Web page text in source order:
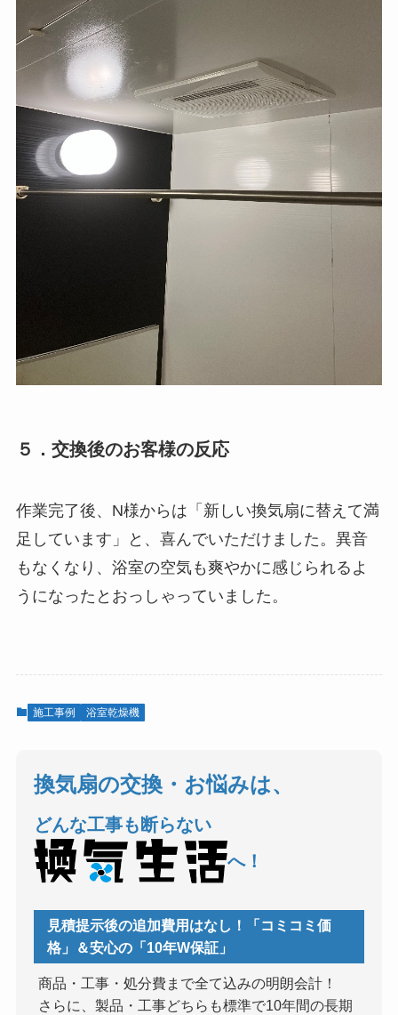
５．交換後のお客様の反応
作業完了後、N様からは「新しい換気扇に替えて満
足しています」と、喜んでいただけました。異音
もなくなり、浴室の空気も爽やかに感じられるよ
うになったとおっしゃっていました。
施工事例 浴室乾燥機
換気扇の交換・お悩みは、
どんな工事も断らない
へ！
見積提示後の追加費用はなし！「コミコミ価
格」＆安心の「10年W保証」
商品・工事・処分費まで全て込みの明朗会計！
さらに、製品・工事どちらも標準で10年間の長期